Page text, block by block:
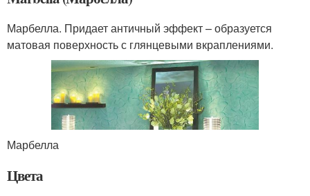
Марбелла. Придает античный эффект – образуется
матовая поверхность с глянцевыми вкраплениями.
Марбелла
Цвета